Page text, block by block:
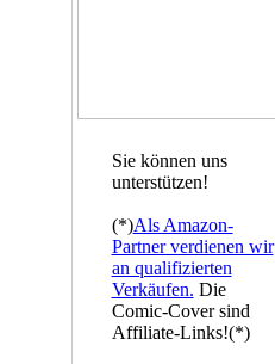
Sie können uns
unterstützen!
(*)Als Amazon-
Partner verdienen wir
an qualifizierten
Verkäufen. Die
Comic-Cover sind
Affiliate-Links!(*)